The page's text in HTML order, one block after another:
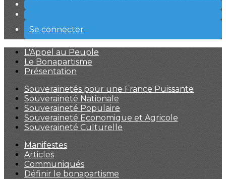
Se connecter
L'Appel au Peuple
Le Bonapartisme
Présentation
Souverainetés pour une France Puissante
Souveraineté Nationale
Souveraineté Populaire
Souveraineté Economique et Agricole
Souveraineté Culturelle
Manifestes
Articles
Communiqués
Définir le bonapartisme